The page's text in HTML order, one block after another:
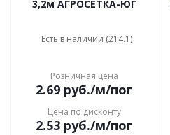
3,2м АГРОСЕТКА-ЮГ
Есть в наличии (214.1)
Розничная цена
2.69руб./м/пог
Цена по дисконту
2.53руб./м/пог